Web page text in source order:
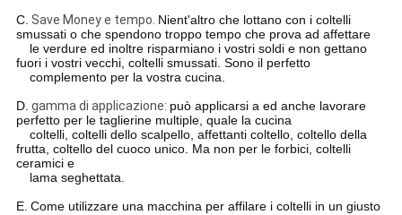
C. Save Money e tempo. Nient'altro che lottano con i coltelli
smussati o che spendono troppo tempo che prova ad affettare
le verdure ed inoltre risparmiano i vostri soldi e non gettano
fuori i vostri vecchi, coltelli smussati. Sono il perfetto
complemento per la vostra cucina.
D. gamma di applicazione: può applicarsi a ed anche lavorare
perfetto per le taglierine multiple, quale la cucina
coltelli, coltelli dello scalpello, affettanti coltello, coltello della
frutta, coltello del cuoco unico. Ma non per le forbici, coltelli
ceramici e
lama seghettata.
E. Come utilizzare una macchina per affilare i coltelli in un giusto